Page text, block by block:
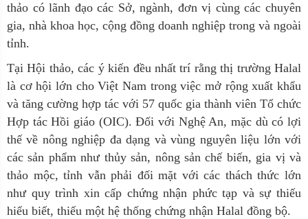
thảo có lãnh đạo các Sở, ngành, đơn vị cùng các chuyên
gia, nhà khoa học, cộng đồng doanh nghiệp trong và ngoài
tỉnh.
Tại Hội thảo, các ý kiến đều nhất trí rằng thị trường Halal
là cơ hội lớn cho Việt Nam trong việc mở rộng xuất khẩu
và tăng cường hợp tác với 57 quốc gia thành viên Tổ chức
Hợp tác Hồi giáo (OIC). Đối với Nghệ An, mặc dù có lợi
thế về nông nghiệp đa dạng và vùng nguyên liệu lớn với
các sản phẩm như thủy sản, nông sản chế biến, gia vị và
thảo mộc, tỉnh vẫn phải đối mặt với các thách thức lớn
như quy trình xin cấp chứng nhận phức tạp và sự thiếu
hiểu biết, thiếu một hệ thống chứng nhận Halal đồng bộ.